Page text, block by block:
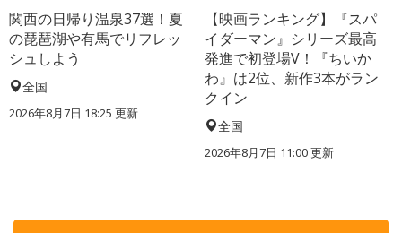
関西の日帰り温泉37選！夏
の琵琶湖や有馬でリフレッ
シュしよう
全国
2026年8月7日 18:25 更新
【映画ランキング】『スパ
イダーマン』シリーズ最高
発進で初登場V！『ちいか
わ』は2位、新作3本がラン
クイン
全国
2026年8月7日 11:00更新